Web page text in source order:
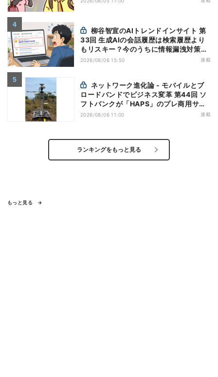
33回 生成AIの会話履歴は検索履歴より
もリスキー？今のうちに情報漏洩対策を
万全にしておこう
2026/08/06 15:50 連載
ロードバンドでビジネス変革 第44回 ソ
フトバンクが「HAPS」のプレ商用サー
ビス開始を表明、本格的な商用展開のめ
2026/08/06 11:00 連載
ランキングをもっと見る
もっと見る